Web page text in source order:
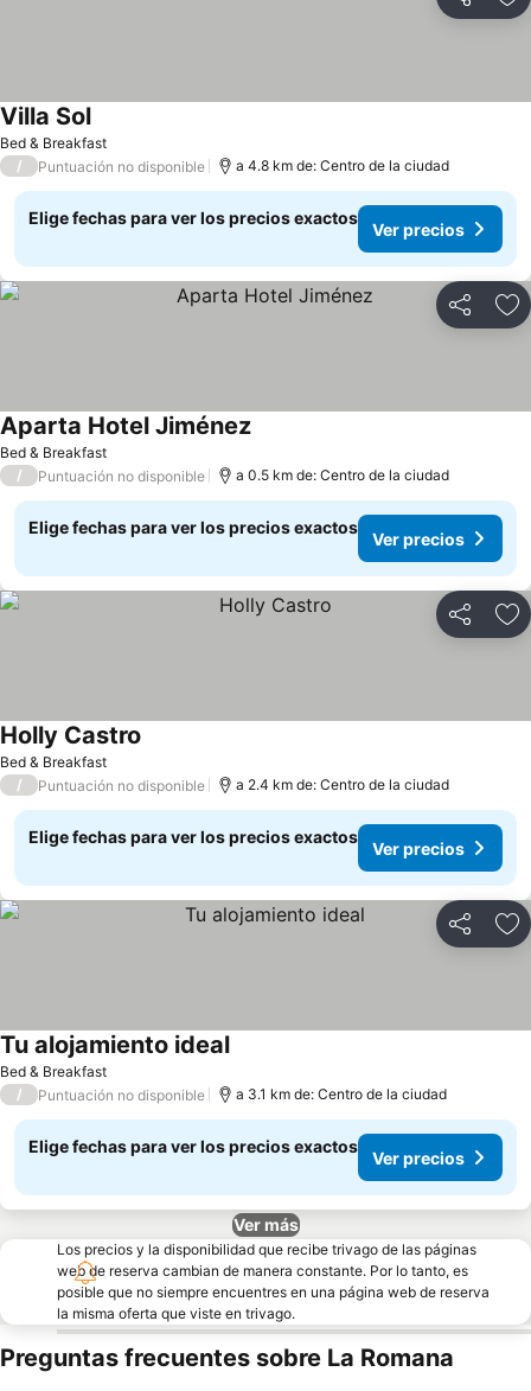
Compartir
Bed & Breakfast
Villa Sol
/ Puntuación no disponible a 4.8 km de: Centro de la ciudad
Elige fechas para ver los precios exactos
Ver precios
Compartir
Bed & Breakfast
Aparta Hotel Jiménez
/ Puntuación no disponible a 0.5 km de: Centro de la ciudad
Elige fechas para ver los precios exactos
Ver precios
Compartir
Bed & Breakfast
Holly Castro
/ Puntuación no disponible a 2.4 km de: Centro de la ciudad
Elige fechas para ver los precios exactos
Ver precios
Compartir
Bed & Breakfast
Tu alojamiento ideal
/ Puntuación no disponible a 3.1 km de: Centro de la ciudad
Elige fechas para ver los precios exactos
Ver precios
Ver más
Los precios y la disponibilidad que recibe trivago de las páginas
web de reserva cambian de manera constante. Por lo tanto, es
posible que no siempre encuentres en una página web de reserva
la misma oferta que viste en trivago.
Preguntas frecuentes sobre La Romana